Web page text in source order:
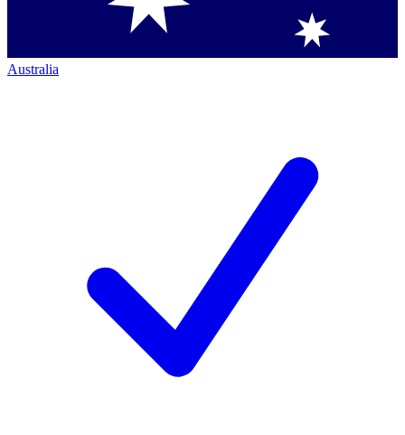
Australia